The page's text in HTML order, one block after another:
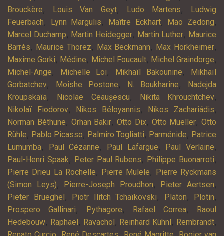
Brouckère, Louis Van Geyt, Ludo Martens,
Ludwig
Feuerbach, Lynn Margulis, Maître Eckhart, Mao Zedong,
Marcel Duchamp, Martin Heidegger, Martin Luther, Maurice
Barrès, Maurice Thorez, Max Beckmann, Max Horkheimer,
Maxime Gorki, Médine, Michel Foucault, Michel Graindorge,
Michel-Ange, Michelle Loi, Mikhaïl Bakounine,
Mikhaïl
Gorbatchev, Moishe Postone, N. Boukharine,
Nadejda
Kroupskaïa, Nicolae Ceaușescu, Nikita Khrouchtchev,
Nikolaï Fiodorov, Nikos Béloyannis, Níkos Zachariádis,
Norman Béthune, Orhan Bakir, Otto Dix, Otto Mueller, Otto
Rühle, Pablo Picasso, Palmiro Togliatti, Parménide, Patrice
Lumumba, Paul Cézanne, Paul Lafargue, Paul Verlaine,
Paul-Henri Spaak, Peter Paul Rubens, Philippe Buonarroti,
Pierre Drieu La Rochelle, Pierre Mulele,
Pierre Ryckmans
(Simon Leys), Pierre-Joseph Proudhon, Pieter Aertsen,
Pieter Brueghel , Piotr Ilitch Tchaïkovski, Platon, Plotin,
Prospero Gallinari, Pythagore, Rafael Correa,
Raoul
Hedebouw, Raphaël , Ravachol , Reinhard Kühnl , Rembrandt,